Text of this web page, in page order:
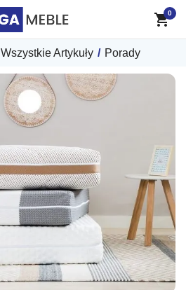
Wszystkie Artykuły / Porady
0